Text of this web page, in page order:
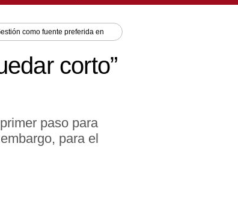
como fuente preferida en
corto”
paso para
para el